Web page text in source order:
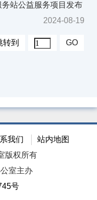
务站公益服务项目发布
2024-08-19
转到 GO
我们
站内地图
版权所有
室主办
号